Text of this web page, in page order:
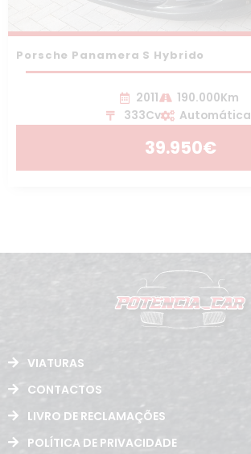
Porsche Panamera S Hybrido
2011
190.000Km
333Cv
Automática
39.950€
VIATURAS
CONTACTOS
LIVRO DE RECLAMAÇÕES
POLÍTICA DE PRIVACIDADE